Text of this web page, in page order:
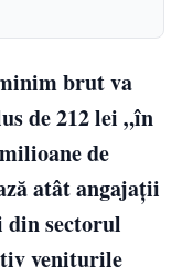
brut va
de 212 lei „în
de
atât angajații
din sectorul
veniturile